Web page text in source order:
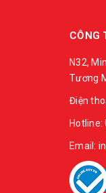
CÔNG
N32,
Tương
Điện
Hotline:
Email: